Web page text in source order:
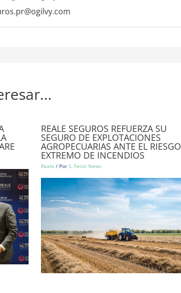
REALE SEGUROS REFUERZA SU
SEGURO DE EXPLOTACIONES
AGROPECUARIAS ANTE EL RIESGO
EXTREMO DE INCENDIOS
Reale / Por S. Fecor News